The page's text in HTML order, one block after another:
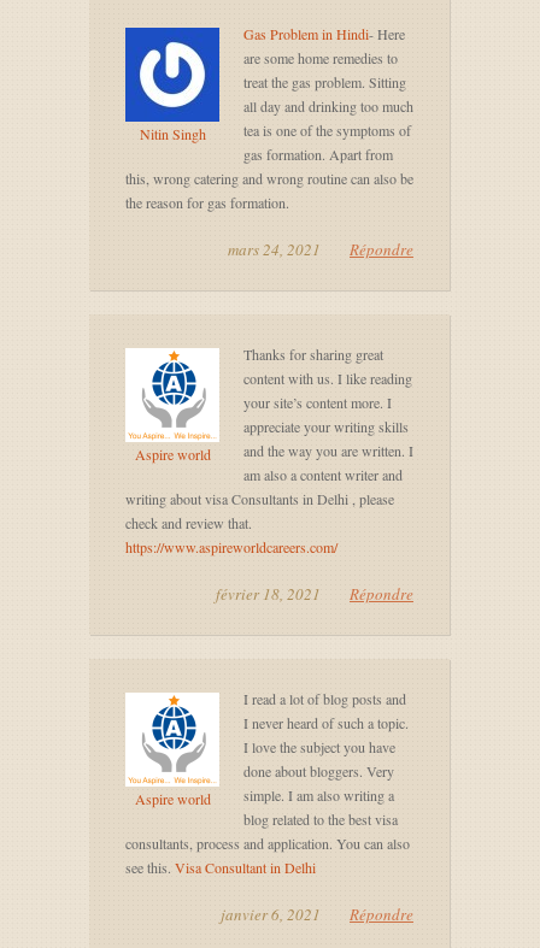
Nitin Singh
Gas Problem in Hindi- Here
are some home remedies to
treat the gas problem. Sitting
all day and drinking too much
tea is one of the symptoms of
gas formation. Apart from
this, wrong catering and wrong routine can also be
the reason for gas formation.
mars 24, 2021 Répondre
Aspire world
Thanks for sharing great
content with us. I like reading
your site’s content more. I
appreciate your writing skills
and the way you are written. I
am also a content writer and
writing about visa Consultants in Delhi , please
check and review that.
https://www.aspireworldcareers.com/
février 18, 2021 Répondre
Aspire world
I read a lot of blog posts and
I never heard of such a topic.
I love the subject you have
done about bloggers. Very
simple. I am also writing a
blog related to the best visa
consultants, process and application. You can also
see this. Visa Consultant in Delhi
janvier 6, 2021 Répondre